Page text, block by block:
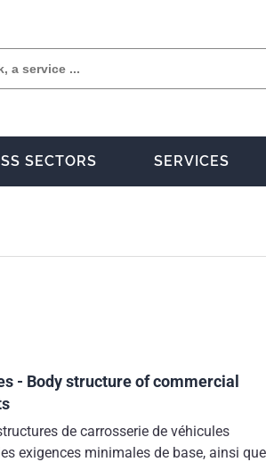
SECTORS SERVICES
- Body structure of commercial
de carrosserie de véhicules
exigences minimales de base, ainsi que